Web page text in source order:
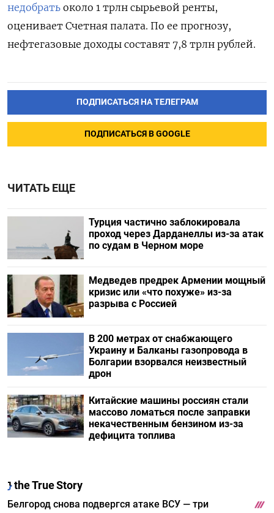
недобрать около 1 трлн сырьевой ренты,
оценивает Счетная палата. По ее прогнозу,
нефтегазовые доходы составят 7,8 трлн рублей.
ПОДПИСАТЬСЯ НА ТЕЛЕГРАМ
ПОДПИСАТЬСЯ В GOOGLE
ЧИТАТЬ ЕЩЕ
Турция частично заблокировала
проход через Дарданеллы из-за атак
по судам в Черном море
Медведев предрек Армении мощный
кризис или «что похуже» из-за
разрыва с Россией
В 200 метрах от снабжающего
Украину и Балканы газопровода в
Болгарии взорвался неизвестный
дрон
Китайские машины россиян стали
массово ломаться после заправки
некачественным бензином из-за
дефицита топлива